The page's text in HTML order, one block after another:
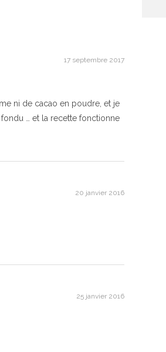
17 septembre 2017
ni de cacao en poudre, et je
… et la recette fonctionne
20 janvier 2016
25 janvier 2016